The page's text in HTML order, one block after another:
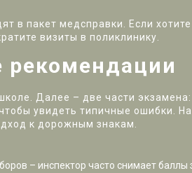
в пакет медсправки. Если
визиты в поликлинику.
рекомендации
Далее – две части
увидеть типичные ошибки.
к дорожным знакам.
– инспектор часто снимает баллы